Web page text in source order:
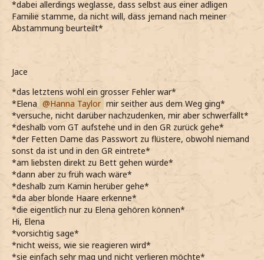
*Ihr erkläre, auch wenn außerhalb der Arbeit als VS nicht
viel mit Marie zu tun habe*
*Aber zugeben muss, dass mir kaum eine bessere
*Soraia mir aber nicht gerade wie jemand vorkommt, der
gerne in der Kälte draußen Sport treibt*
Schnell gehen?
*Deshalb einfach als Kompromiss vorschlage und hoffe,
dass es für sie in Ordnung ist*
*So auch schneller wieder drinnen sind und uns
aufwärmen können*
*Spontan auflache, da sie mit ihrer Aussage nicht allzu
weit entfernt von der Wahrheit ist*
Du glaubst nicht, wie oft ich dieses Schuljahr schon in
andere hineingelaufen bin
*Gerade im Dunkeln gerne einmal einfach jemanden
übersehe*
*Zum Glück nie etwas passiert ist, aber wirklich
aufmerksamer werden sollte*
*Dann aber wieder ernster werde und ihre Frage
*dabei allerdings weglasse, dass selbst aus einer adligen
Familie stamme, da nicht will, dass jemand nach meiner
Abstammung beurteilt*
Jace
*das letztens wohl ein grosser Fehler war*
*Elena
Hanna Taylor mir seither aus dem Weg ging*
*versuche, nicht darüber nachzudenken, mir aber schwerfällt*
*deshalb vom GT aufstehe und in den GR zurück gehe*
*der Fetten Dame das Passwort zu flüstere, obwohl niemand
sonst da ist und in den GR eintrete*
*am liebsten direkt zu Bett gehen würde*
*dann aber zu früh wach wäre*
*deshalb zum Kamin herüber gehe*
*da aber blonde Haare erkenne*
*die eigentlich nur zu Elena gehören können*
Hi, Elena
*vorsichtig sage*
*nicht weiss, wie sie reagieren wird*
*sie einfach sehr mag und nicht verlieren möchte*